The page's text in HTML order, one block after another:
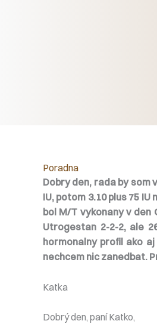
Poradna
Dobry den, rada by som
IU, potom 3.10 plus 75
bol M/T vykonany v den
Utrogestan 2-2-2, ale
hormonalny profil ako
nechcem nic zanedbat.
Katka
Dobrý den, paní Katko,